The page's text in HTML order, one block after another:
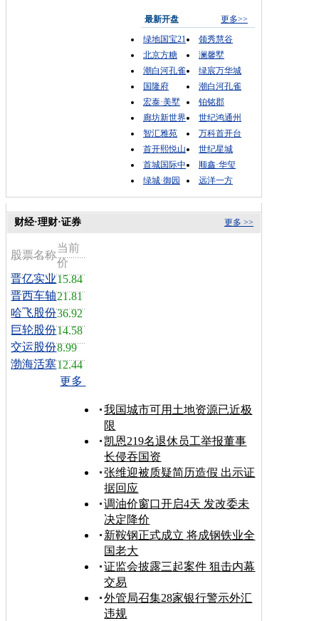
最新开盘
更多>>
绿地国宝21
领秀慧谷
北京方糖
澜馨墅
潮白河孔雀
绿宸万华城
国隆府
潮白河孔雀
宏泰·美墅
铂铭郡
廊坊新世界
世纪鸿通州
智汇雅苑
万科首开台
首开熙悦山
世纪星城
首城国际中
顺鑫·华玺
绿城·御园
远洋一方
更多 >>
财经·理财·证券
股票名称
当前
价
晋亿实业15.84
晋西车轴21.81
哈飞股份36.92
巨轮股份14.58
交运股份8.99
渤海活塞12.44
更多
我国城市可用土地资源已近极
限
凯恩219名退休员工举报董事
长侵吞国资
张维迎被质疑简历造假 出示证
据回应
调油价窗口开启4天 发改委未
决定降价
新鞍钢正式成立 将成钢铁业全
国老大
证监会披露三起案件 狙击内幕
交易
外管局召集28家银行警示外汇
违规